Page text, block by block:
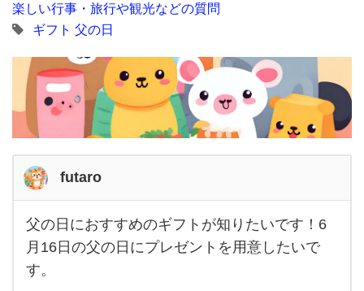
楽しい行事・旅行や観光などの質問
ギフト 父の日
futaro
父の
日に
父の日におすすめのギフトが知りたいです！6
月16日の父の日にプレゼントを用意したいで
す。